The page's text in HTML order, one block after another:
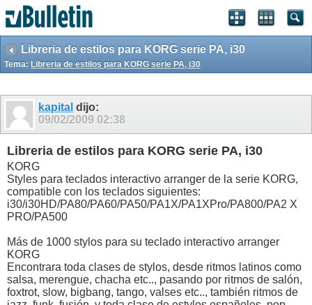
Libreria de estilos para KORG serie PA, i30
Tema: Libreria de estilos para KORG serie PA, i30
kapital dijo:
09/02/2009 02:38
Libreria de estilos para KORG serie PA, i30
KORG
Styles para teclados interactivo arranger de la serie KORG,
compatible con los teclados siguientes:
i30/i30HD/PA80/PA60/PA50/PA1X/PA1XPro/PA800/PA2 X
PRO/PA500
Más de 1000 stylos para su teclado interactivo arranger
KORG
Encontrara toda clases de stylos, desde ritmos latinos como
salsa, merengue, chacha etc.., pasando por ritmos de salón,
foxtrot, slow, bigbang, tango, valses etc.., también ritmos de